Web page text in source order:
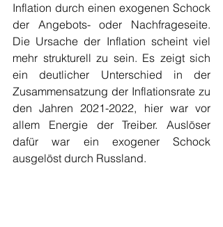
Inflation durch einen exogenen Schock
der Angebots- oder Nachfrageseite.
Die Ursache der Inflation scheint viel
mehr strukturell zu sein. Es zeigt sich
ein deutlicher Unterschied in der
Zusammensatzung der Inflationsrate zu
den Jahren 2021-2022, hier war vor
allem Energie der Treiber. Auslöser
dafür war ein exogener Schock
ausgelöst durch Russland.